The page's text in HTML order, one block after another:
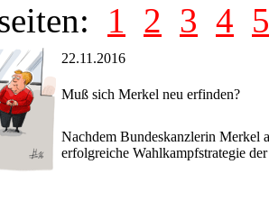
1 2 3 4 5
22.11.2016
Muß sich Merkel neu erfinden?
Nachdem Bundeskanzlerin Merkel
erfolgreiche Wahlkampfstrategie